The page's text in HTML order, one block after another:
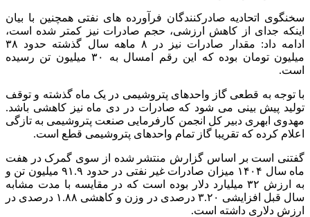
سخنگوی اتحادیه صادرکنندگان فرآورده های نفتی همچنین با بیان
اینکه جدای از کاهش ارزشی، حجم صادرات نیز کمتر شده است،
ادامه داد: مقدار صادرات نیز در ۸ ماهه سال گذشته حدود ۳۸
میلیون تومان بوده که این رقم امسال به ۳۰ میلیون تن رسیده
است.
با توجه به قطعی گاز واحدهای پتروشیمی در یک ماه گذشته و توقف
تولید پیش بینی می شود که صادرات در دی ماه نیز کاهشی باشد.
مهدوی ابهری دبیر کل انجمن کارفرمایی صنعت پتروشیمی به تازگی
اعلام کرده که تقریبا گاز تمام واحدهای پتروشیمی قطع است.
گفتنی است بر اساس گزارش منتشر شده از سوی گمرک در هفت
ماه سال ۱۴۰۴ میزان صادرات غیر نفتی در حدود ۹۱.۹ میلیون تن و
به ارزش ۳۲ میلیارد دلار بوده است که در مقایسه با مدت مشابه
سال قبل افزایشی ۳.۲۰ درصدی در وزن و کاهشی ۱.۸۸ درصدی در
ارزش دلاری داشته است.